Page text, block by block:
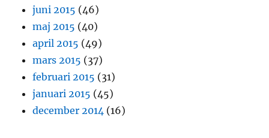
juni 2015 (46)
maj 2015 (40)
april 2015 (49)
mars 2015 (37)
februari 2015 (31)
januari 2015 (45)
december 2014 (16)